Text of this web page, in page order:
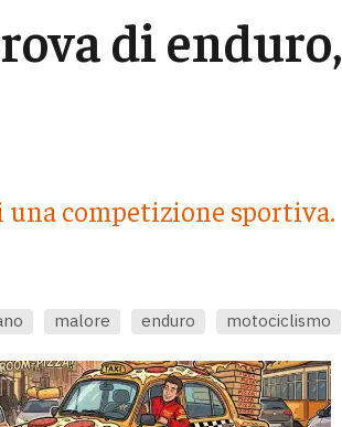
di enduro,
una competizione sportiva.
malore enduro motociclismo